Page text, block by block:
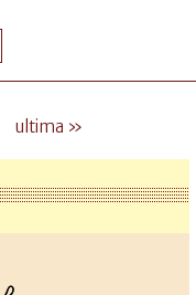
ultima »